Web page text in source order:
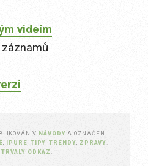
videím
V NÁVODY A OZNAČEN
IPURE TIPY ,TRENDY ZPRÁVY
TRVALÝ ODKAZ